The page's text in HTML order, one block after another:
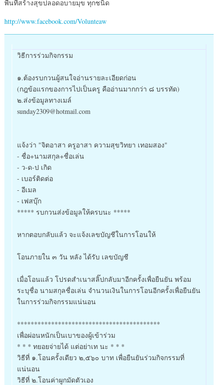
พื้นที่สร้างสุขปลอดอบายมุข ทุกชนิด
http://www.facebook.com/Volunteaw
วิธีการร่วมกิจกรรม
๑.ต้องรบกวนผู้สนใจอ่านรายละเอียดก่อน
(กฎข้อแรกของการไปเป็นครู คืออ่านมากกว่า ๘ บรรทัด)
๒.ส่งข้อมูลทางเมล์
sunday2309@hotmail.com
แจ้งว่า "จิตอาสา ครูอาสา ความสุขวิทยา เทอมสอง"
- ชื่อ+นามสกุล+ชื่อเล่น
- ว-ด-ป เกิด
- เบอร์ติดต่อ
- อีเมล
- เฟสบุ๊ก
***** รบกวนส่งข้อมูลให้ครบนะ *****
หากตอบกลับแล้ว จะแจ้งเลขบัญชีในการโอนให้
โอนภายใน ๓ วัน หลัง ได้รับ เลขบัญชี
เมื่อโอนแล้ว โปรดสำเนาสลิ๊ปกลับมาอีกครั้งเพื่อยืนยัน พร้อม
ระบุชื่อ นามสกุลชื่อเล่น จำนวนเงินในการโอนอีกครั้งเพื่อยืนยัน
ในการร่วมกิจกรรมแน่นอน
******************************************
เพื่อผ่อนหนักเป็นเบาของผู้เข้าร่วม
* * * ทยอยจ่ายได้ แต่อย่าเท นะ * * *
วิธีที่ ๑.โอนครั้งเดียว ๒,๕๖๐ บาท เพื่อยืนยันร่วมกิจกรรมที่
แน่นอน
วิธีที่ ๒.โอนค่าผูกมัดตัวเอง